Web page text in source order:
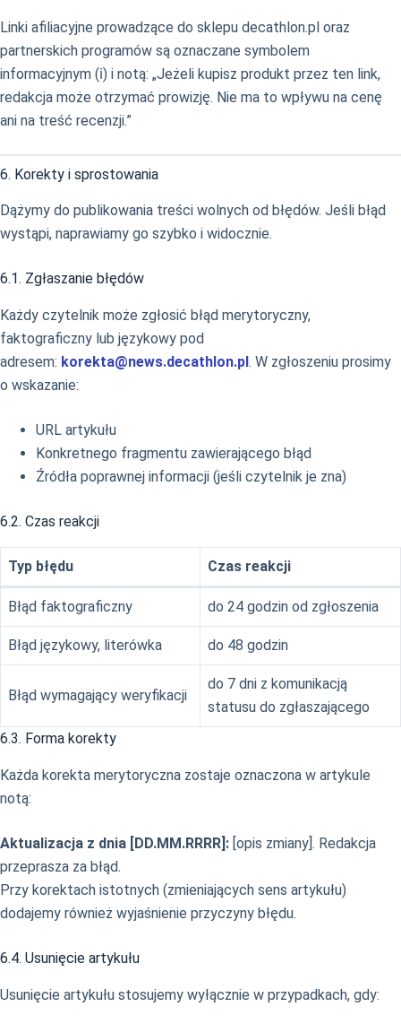
Linki afiliacyjne prowadzące do sklepu decathlon.pl oraz
partnerskich programów są oznaczane symbolem
informacyjnym (ℹ️) i notą: „Jeżeli kupisz produkt przez ten link,
redakcja może otrzymać prowizję. Nie ma to wpływu na cenę
ani na treść recenzji.”
6. Korekty i sprostowania
Dążymy do publikowania treści wolnych od błędów. Jeśli błąd
wystąpi, naprawiamy go szybko i widocznie.
6.1. Zgłaszanie błędów
Każdy czytelnik może zgłosić błąd merytoryczny,
faktograficzny lub językowy pod
adresem: korekta@news.decathlon.pl. W zgłoszeniu prosimy
o wskazanie:
URL artykułu
Konkretnego fragmentu zawierającego błąd
Źródła poprawnej informacji (jeśli czytelnik je zna)
6.2. Czas reakcji
Typ błędu Czas reakcji
Błąd faktograficzny do 24 godzin od zgłoszenia
Błąd językowy, literówka do 48 godzin
Błąd wymagający weryfikacji
do 7 dni z komunikacją
statusu do zgłaszającego
6.3. Forma korekty
Każda korekta merytoryczna zostaje oznaczona w artykule
notą:
Aktualizacja z dnia [DD.MM.RRRR]: [opis zmiany]. Redakcja
przeprasza za błąd.
Przy korektach istotnych (zmieniających sens artykułu)
dodajemy również wyjaśnienie przyczyny błędu.
6.4. Usunięcie artykułu
Usunięcie artykułu stosujemy wyłącznie w przypadkach, gdy: